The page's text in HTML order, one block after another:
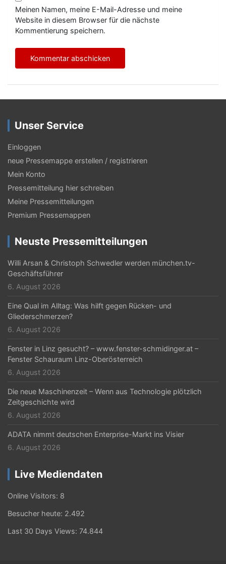
Meinen Namen, meine E-Mail-Adresse und meine
Website in diesem Browser für die nächste
Kommentierung speichern.
Unser Service
Einloggen
neue Pressemappe erstellen / registrieren
Mein Konto
Pressemitteilung hier schreiben
Meine Pressemitteilungen
Premium Pressemappen
Neuste Pressemitteilungen
Willi Arsan & Christoph Schwedler werden münchen.tv-
Geschäftsführer
6. August 2026
Eine Qual im Alltag: Was hilft gegen Rücken- und
Gliederschmerzen?
6. August 2026
Fenster in Linz gesucht? – www.fenster-schmidinger.at –
Fenster Schauraum Linz-Oberösterreich
6. August 2026
Die neue Maschinenzeit – Wenn aus Technologie plötzlich
Zeitgeschichte wird
6. August 2026
ADATA nimmt deutschen Enterprise-Markt ins Visier
6. August 2026
Live Mediendaten
Online Visitors: 8
Besucher heute: 2.492
Last 30 Days Views: 74.844